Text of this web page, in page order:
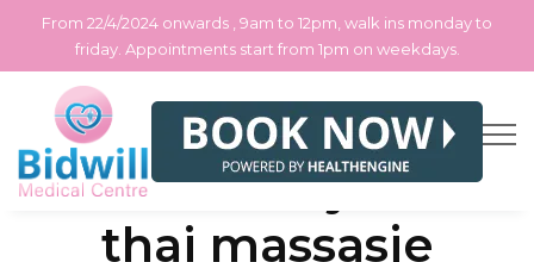
Skip
the
From 22/4/2024 onwards , 9am to 12pm, walk ins monday to
friday. Appointments start from 1pm on weekdays.
Categories
Uncategorized
Thaimassasje oslo
thai massasje